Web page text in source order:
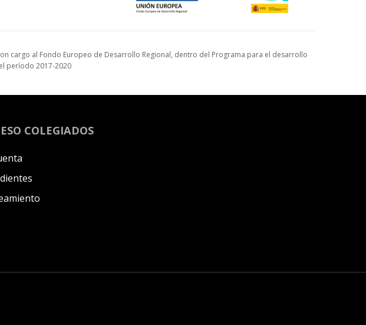
cargo al Fondo Europeo de Desarrollo Regional, dentro del Programa para el desarrollo
período 2017-2020
COLEGIADOS